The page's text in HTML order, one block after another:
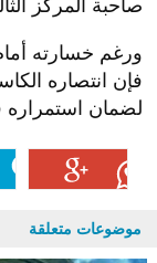
صاحبة المركز
ورغم خسارته
فإن انتصاره
لضمان استمراره
موضوعات متعلقة